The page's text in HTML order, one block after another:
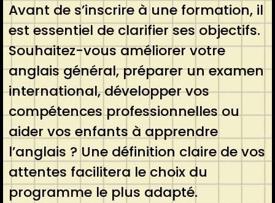
Avant de s’inscrire à une formation, il
est essentiel de clarifier ses objectifs.
Souhaitez-vous améliorer votre
anglais général, préparer un examen
international, développer vos
compétences professionnelles ou
aider vos enfants à apprendre
l’anglais ? Une définition claire de vos
attentes facilitera le choix du
programme le plus adapté.